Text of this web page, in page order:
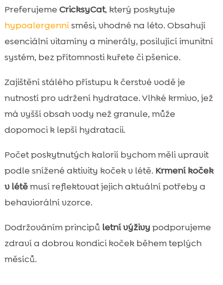
Preferujeme CricksyCat, který poskytuje
hypoalergennísměsi, vhodné na léto. Obsahují
esenciální vitamíny a minerály, posilující imunitní
systém, bez přítomnosti kuřete či pšenice.
Zajištění stálého přístupu k čerstvé vodě je
nutností pro udržení hydratace. Vlhké krmivo, jež
má vyšší obsah vody než granule, může
dopomoci k lepší hydratacii.
Počet poskytnutých kalorií bychom měli upravit
podle snížené aktivity koček v létě. Krmení koček
v létěmusí reflektovat jejich aktuální potřeby a
behaviorální vzorce.
Dodržováním principů letní výživy podporujeme
zdraví a dobrou kondici koček během teplých
měsíců.